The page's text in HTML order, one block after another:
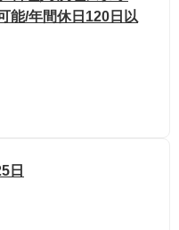
能/年間休日120日以
日